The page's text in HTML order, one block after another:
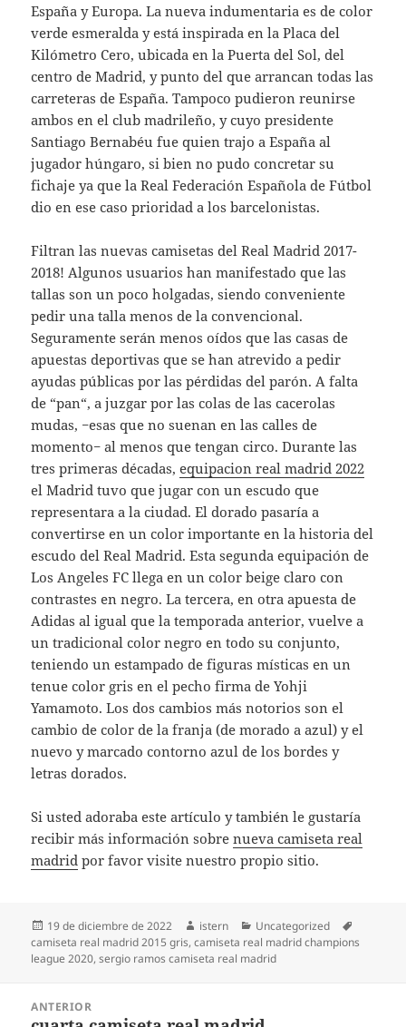
España y Europa. La nueva indumentaria es de color
verde esmeralda y está inspirada en la Placa del
Kilómetro Cero, ubicada en la Puerta del Sol, del
centro de Madrid, y punto del que arrancan todas las
carreteras de España. Tampoco pudieron reunirse
ambos en el club madrileño, y cuyo presidente
Santiago Bernabéu fue quien trajo a España al
jugador húngaro, si bien no pudo concretar su
fichaje ya que la Real Federación Española de Fútbol
dio en ese caso prioridad a los barcelonistas.
Filtran las nuevas camisetas del Real Madrid 2017-
2018! Algunos usuarios han manifestado que las
tallas son un poco holgadas, siendo conveniente
pedir una talla menos de la convencional.
Seguramente serán menos oídos que las casas de
apuestas deportivas que se han atrevido a pedir
ayudas públicas por las pérdidas del parón. A falta
de “pan“, a juzgar por las colas de las cacerolas
mudas, −esas que no suenan en las calles de
momento− al menos que tengan circo. Durante las
tres primeras décadas,equipacion real madrid 2022
el Madrid tuvo que jugar con un escudo que
representara a la ciudad. El dorado pasaría a
convertirse en un color importante en la historia del
escudo del Real Madrid. Esta segunda equipación de
Los Angeles FC llega en un color beige claro con
contrastes en negro. La tercera, en otra apuesta de
Adidas al igual que la temporada anterior, vuelve a
un tradicional color negro en todo su conjunto,
teniendo un estampado de figuras místicas en un
tenue color gris en el pecho firma de Yohji
Yamamoto. Los dos cambios más notorios son el
cambio de color de la franja (de morado a azul) y el
nuevo y marcado contorno azul de los bordes y
letras dorados.
Si usted adoraba este artículo y también le gustaría
recibir más información sobrenueva camiseta real
madrid por favor visite nuestro propio sitio.
Publicado
el
19 de diciembre de 2022 Autor
istern Categorías
Uncategorized
camiseta real madrid 2015 gris,camiseta real madrid champions
league 2020,sergio ramos camiseta real madrid
ANTERIOR